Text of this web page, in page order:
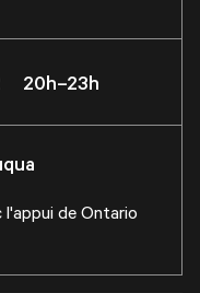
20h–23h
de Ontario